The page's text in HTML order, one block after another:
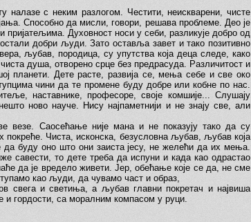
с неким разлогом. Честити, неискварени, чисте
Способно да мисли, говори, решава проблеме. Део је
Духовност носи у себи, разликује добро од
добри људи. Зато оставља завет и тако позитивно
љубав, породица, су упутства која деца следе, како
душа, отворено срце без предрасуда. Различитост и
планети. Дете расте, развија се, мења себе и све око
чини да те промене буду добре или кобне по нас.
наставнике, професоре, своје комшије... Слушају
ново науче. Нису најпаметнији и не знају све, али
везе. Саосећање није мана и не показују тако да су
Чиста, исконска, безусловна љубав, љубав која
буду оно што они заиста јесу, не желећи да их мења.
савести, то дете треба да испуни и када као одрастао
да је вредело живети. Јер, обећање које се да, не сме
као људи, да чувамо част и образ,
свега и светиња, а љубав главни покретач и највиша
и гордости, са моралним компасом у руци.